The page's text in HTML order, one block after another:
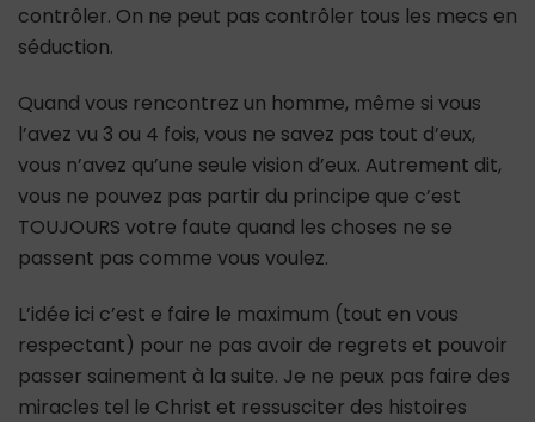
contrôler. On ne peut pas contrôler tous les mecs en
séduction.
Quand vous rencontrez un homme, même si vous
l’avez vu 3 ou 4 fois, vous ne savez pas tout d’eux,
vous n’avez qu’une seule vision d’eux. Autrement dit,
vous ne pouvez pas partir du principe que c’est
TOUJOURS votre faute quand les choses ne se
passent pas comme vous voulez.
L’idée ici c’est e faire le maximum (tout en vous
respectant) pour ne pas avoir de regrets et pouvoir
passer sainement à la suite. Je ne peux pas faire des
miracles tel le Christ et ressusciter des histoires